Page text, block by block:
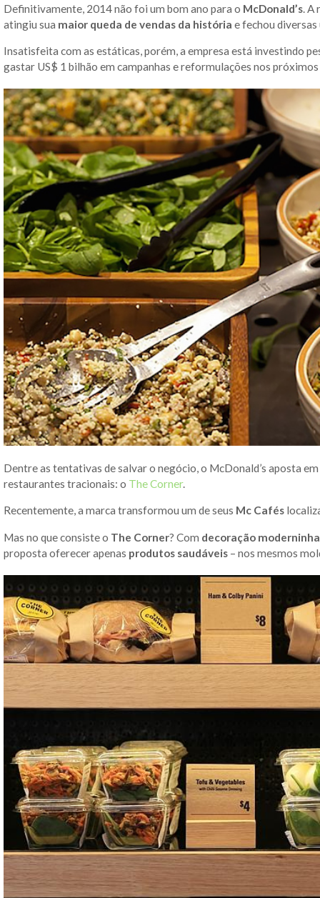
Definitivamente, 2014 não foi um bom ano para o McDonald’s. A
atingiu sua maior queda de vendas da história e fechou diversas
Insatisfeita com as estáticas, porém, a empresa está investindo
gastar US$ 1 bilhão em campanhas e reformulações nos próximos
Dentre as tentativas de salvar o negócio, o McDonald’s aposta
restaurantes tracionais: o The Corner.
Recentemente, a marca transformou um de seus Mc Cafés
Mas no que consiste o The Corner? Com decoração moderninha
proposta oferecer apenas produtos saudáveis – nos mesmos